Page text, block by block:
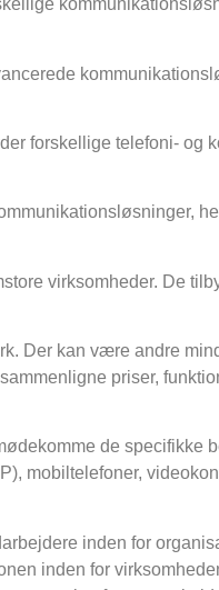
forskellige telefoni- og
virksomheder. De
Der kan være andre
priser,
de specifikke
mobiltelefoner,
inden for
inden for